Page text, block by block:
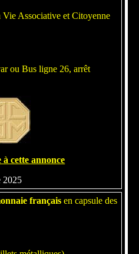
Associative et Citoyenne
ou Bus ligne 26, arrêt
cette annonce
2025
français en capsule des